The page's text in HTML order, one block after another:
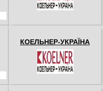
КОЕЛЬНЕР-УКРАЇНА